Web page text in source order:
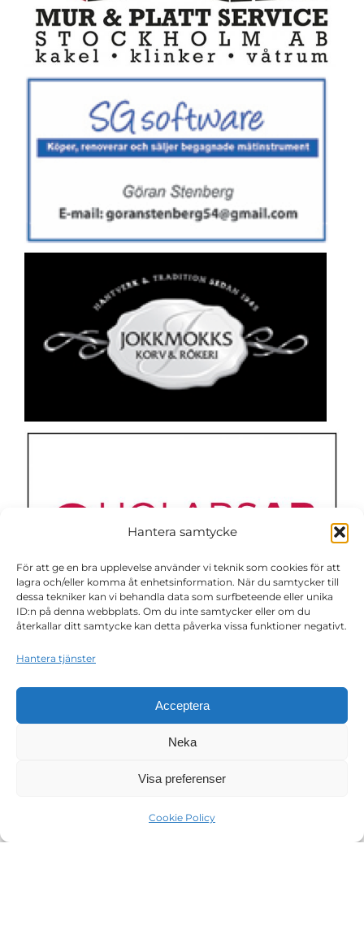
Hantera samtycke
För att ge en bra upplevelse använder vi teknik som cookies för att
lagra och/eller komma åt enhetsinformation. När du samtycker till
dessa tekniker kan vi behandla data som surfbeteende eller unika
ID:n på denna webbplats. Om du inte samtycker eller om du
återkallar ditt samtycke kan detta påverka vissa funktioner negativt.
Hantera tjänster
Acceptera
Neka
Visa preferenser
Cookie Policy